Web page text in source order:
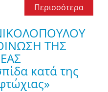
Περισσότερα
ΤΗΣ
κατά της